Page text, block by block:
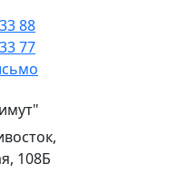
88
77
108Б